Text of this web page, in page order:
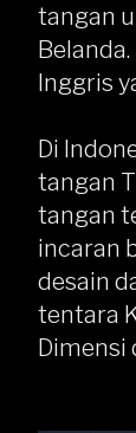
tangan
Inggris
Di
tangan
tangan
incaran
desain
tentara
Dimensi